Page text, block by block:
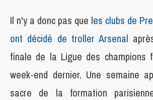
Il n'y a donc pas que les clubs de
ont décidé de troller Arsenal
finale de la Ligue des champions
week-end dernier. Une semaine
sacre de la formation